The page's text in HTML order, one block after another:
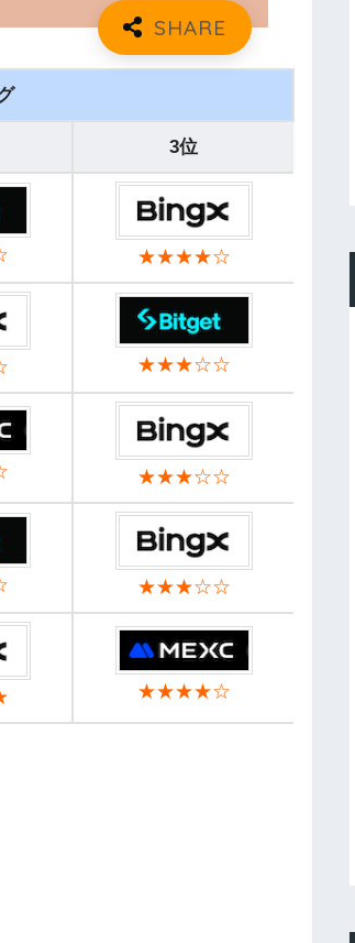
3位
★★★★☆
★★★☆☆
★★★☆☆
★★★☆☆
★★★★☆